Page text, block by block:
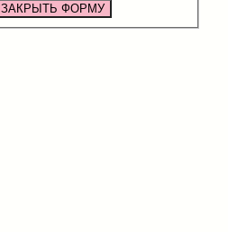
ЗАКРЫТЬ ФОРМУ